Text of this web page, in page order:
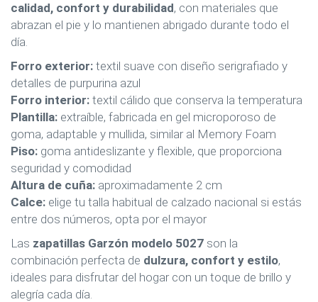
calidad, confort y durabilidad, con materiales que
abrazan el pie y lo mantienen abrigado durante todo el
día.
Forro exterior: textil suave con diseño serigrafiado y
detalles de purpurina azul
Forro interior: textil cálido que conserva la temperatura
Plantilla: extraíble, fabricada en gel microporoso de
goma, adaptable y mullida, similar al Memory Foam
Piso: goma antideslizante y flexible, que proporciona
seguridad y comodidad
Altura de cuña: aproximadamente 2 cm
Calce: elige tu talla habitual de calzado nacional si estás
entre dos números, opta por el mayor
Las zapatillas Garzón modelo 5027 son la
combinación perfecta de dulzura, confort y estilo,
ideales para disfrutar del hogar con un toque de brillo y
alegría cada día.